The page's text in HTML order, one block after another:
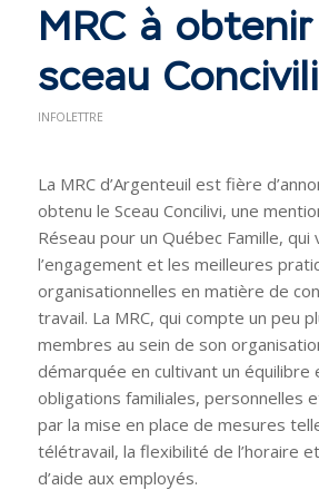
MRC à
sceau Concivili
INFOLETTRE
La MRC d’Argenteuil est fière
obtenu le Sceau Concilivi, une
Réseau pour un Québec Famille,
l’engagement et les meilleures
organisationnelles en matière de
travail. La MRC, qui compte un peu
membres au sein de son
démarquée en cultivant un équilibre
obligations familiales, personnelles
par la mise en place de mesures
télétravail, la flexibilité de l’horaire
d’aide aux employés.